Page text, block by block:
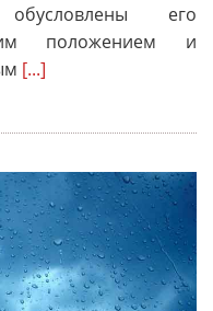
обусловлены его
положением и
[...]